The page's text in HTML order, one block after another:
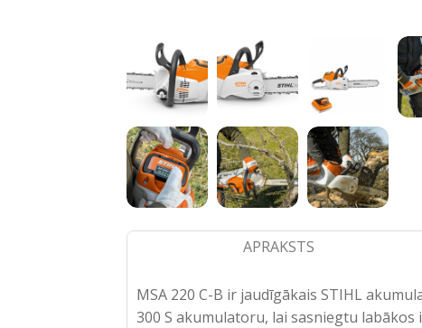
APRAKSTS
MSA 220 C-B ir jaudīgākais STIHL
300 S akumulatoru, lai sasniegtu